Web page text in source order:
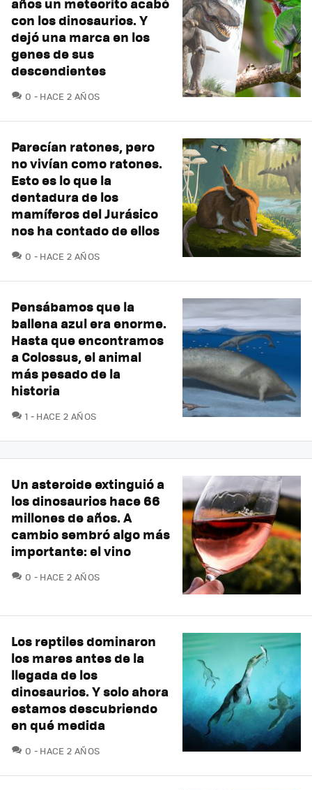
con los dinosaurios. Y
dejó una marca en los
genes de sus
descendientes
0 COMENTARIOS
HACE 2 AÑOS
Parecían ratones, pero
no vivían como ratones.
Esto es lo que la
dentadura de los
mamíferos del Jurásico
nos ha contado de ellos
0 COMENTARIOS
HACE 2 AÑOS
Pensábamos que la
ballena azul era enorme.
Hasta que encontramos
a Colossus, el animal
más pesado de la
historia
1 COMENTARIOS
HACE 2 AÑOS
Un asteroide extinguió a
los dinosaurios hace 66
millones de años. A
cambio sembró algo más
importante: el vino
0 COMENTARIOS
HACE 2 AÑOS
Los reptiles dominaron
los mares antes de la
llegada de los
dinosaurios. Y solo ahora
estamos descubriendo
en qué medida
0 COMENTARIOS
HACE 2 AÑOS